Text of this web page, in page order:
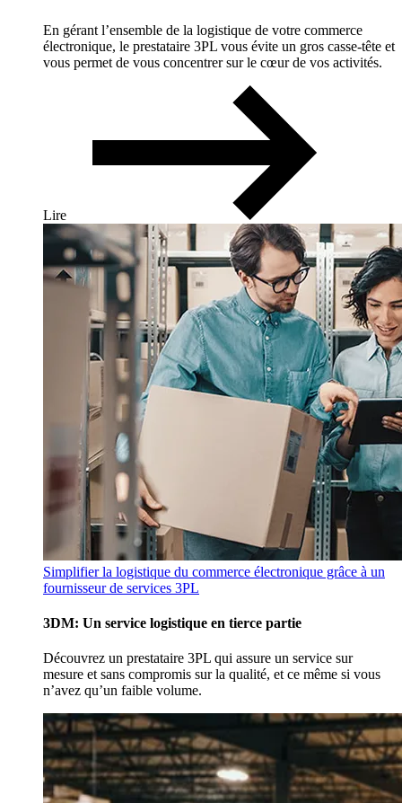
En gérant l’ensemble de la logistique de votre commerce
électronique, le prestataire 3PL vous évite un gros casse-tête et
vous permet de vous concentrer sur le cœur de vos activités.
Lire
Simplifier la logistique du commerce électronique grâce à un
fournisseur de services 3PL
3DM: Un service logistique en tierce partie
Découvrez un prestataire 3PL qui assure un service sur
mesure et sans compromis sur la qualité, et ce même si vous
n’avez qu’un faible volume.